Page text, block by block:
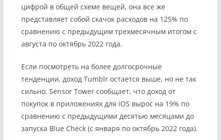
цифрой в общей схеме вещей, она все же
представляет собой скачок расходов на 125% по
сравнению с предыдущим трехмесячным итогом с
августа по октябрь 2022 года.
Если посмотреть на более долгосрочные
тенденции, доход Tumblr остается выше, но не так
сильно. Sensor Tower сообщает, что доход от
покупок в приложениях для iOS вырос на 19% по
сравнению с предыдущими десятью месяцами до
запуска Blue Check (с января по октябрь 2022 года).